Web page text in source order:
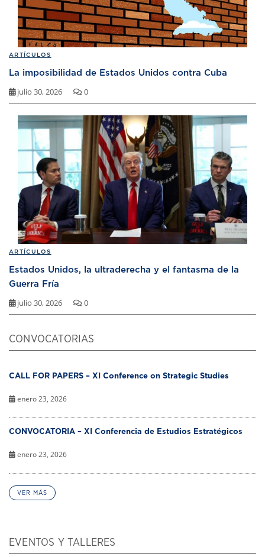
ARTÍCULOS
La imposibilidad de Estados Unidos contra Cuba
julio 30, 2026 0
ARTÍCULOS
Estados Unidos, la ultraderecha y el fantasma de la
Guerra Fría
julio 30, 2026 0
CONVOCATORIAS
CALL FOR PAPERS – XI Conference on Strategic Studies
enero 23, 2026
CONVOCATORIA – XI Conferencia de Estudios Estratégicos
enero 23, 2026
VER MÁS
EVENTOS Y TALLERES